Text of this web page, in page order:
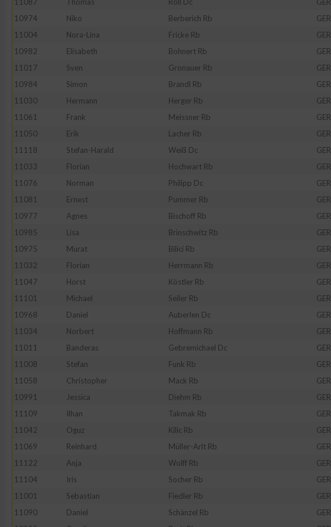
10974
Niko Berberich Rb GER
11004
Nora-Lina Fricke Rb GER
10982
Elisabeth Bohnert Rb GER
11017
Sven Gronauer Rb GER
10984
Simon Brandl Rb GER
11030
Hermann Herger Rb GER
11061
Frank Meissner Rb GER
11050
Erik Lacher Rb GER
11118
Stefan-Harald Weiß Dc GER
11033
Florian Hochwart Rb GER
11076
Norman Philipp Dc GER
11081
Ernest Pummer Rb GER
10977
Agnes Bischoff Rb GER
10985
Lisa Brinschwitz Rb GER
10975
Murat Bilici Rb GER
11032
Florian Herrmann Rb GER
11047
Horst Köstler Rb GER
11101
Michael Seiler Rb GER
10968
Daniel Auberlen Dc GER
11034
Norbert Hoffmann Rb GER
11011
Banderas Gebremichael Dc GER
11008
Stefan Funk Rb GER
11058
Christopher Mack Rb GER
10991
Jessica Diehm Rb GER
11109
Ilhan Takmak Rb GER
11042
Oguz Kilic Rb GER
11069
Reinhard Müller-Arlt Rb GER
11122
Anja Wolff Rb GER
11104
Iris Socher Rb GER
11001
Sebastian Fiedler Rb GER
11090
Daniel Schänzel Rb GER
Erstellung von Profilen zur Personalisierung von Inhalten
Verwendung von Profilen zur Auswahl personalisierter Inhalte
Messung der Performance von Inhalten
Analyse von Zielgruppen durch Statistiken oder Kombinationen von Daten aus
verschiedenen Quellen
Entwicklung und Verbesserung der Angebote
IAB-Besonderheiten:
Geräte anhand von aktiv angeforderten Informationen identifizieren
Nicht-IAB-Verarbeitungszwecke:
Notwendig
Performance
Funktional
Werbung